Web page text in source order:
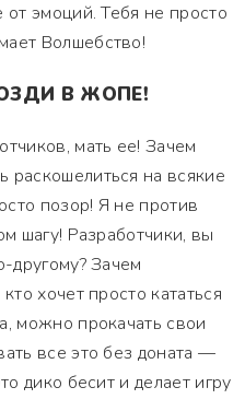
эмоций. Тебя не просто
Волшебство!
В ЖОПЕ!
мать ее! Зачем
раскошелиться на всякие
позор! Я не против
шагу! Разработчики, вы
другому? Зачем
хочет просто кататься
можно прокачать свои
все это без доната —
дико бесит и делает игру